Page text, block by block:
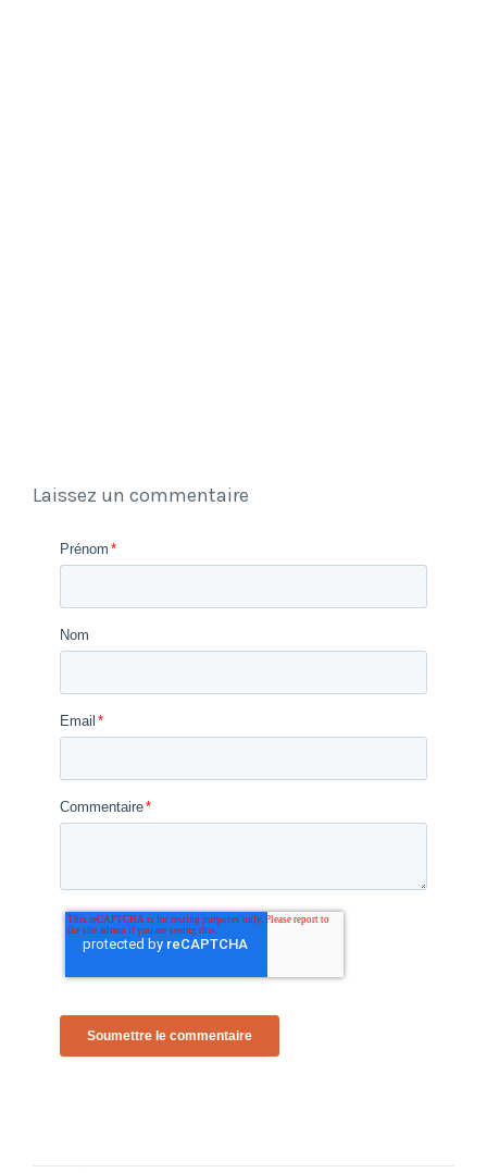
Laissez un commentaire
Prénom *
Nom
Email *
Commentaire*